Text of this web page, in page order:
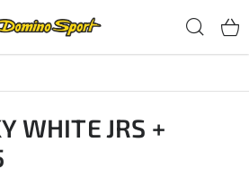
WHITE JRS +